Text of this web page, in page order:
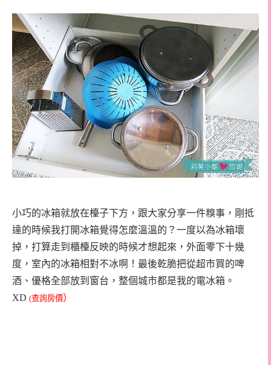
小巧的冰箱就放在檯子下方，跟大家分享一件糗事，剛抵
達的時候我打開冰箱覺得怎麼溫溫的？一度以為冰箱壞
掉，打算走到櫃檯反映的時候才想起來，外面零下十幾
度，室內的冰箱相對不冰啊！最後乾脆把從超市買的啤
酒、優格全部放到窗台，整個城市都是我的電冰箱。
XD (查詢房價）